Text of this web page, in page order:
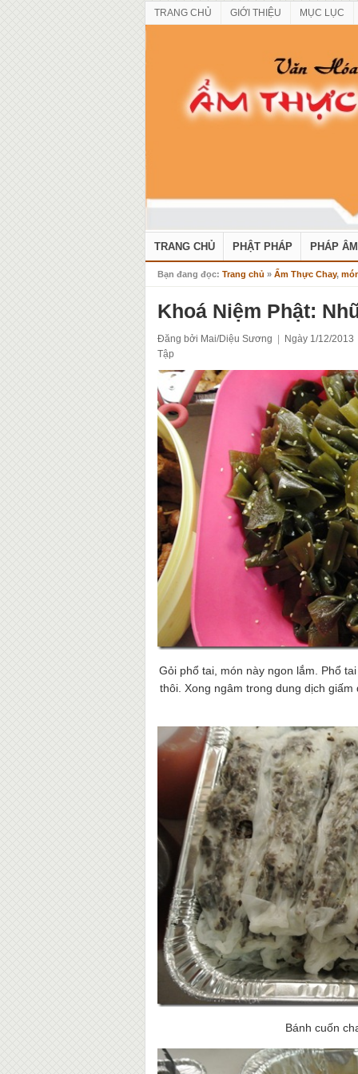
TRANG CHỦ GIỚI THIỆU MỤC LỤC
TRANG CHỦ PHẬT PHÁP PHÁP ÂM
Bạn đang đọc: Trang chủ » Ẩm Thực Chay,
Khoá Niệm Phật:
Đăng bởi Mai/Diệu Sương
Ngày 1/12/2013
Tập
Gỏi phổ tai, món này ngon lắm. Phổ
thôi. Xong ngâm trong dung dịch
Bánh cuốn